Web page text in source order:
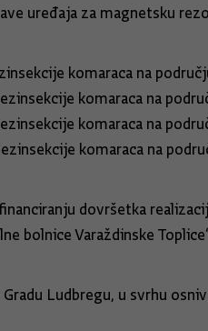
uređaja za magnetsku
komaraca na
komaraca na
komaraca na
komaraca na
dovršetka
bolnice Varaždinske
Ludbregu, u svrhu